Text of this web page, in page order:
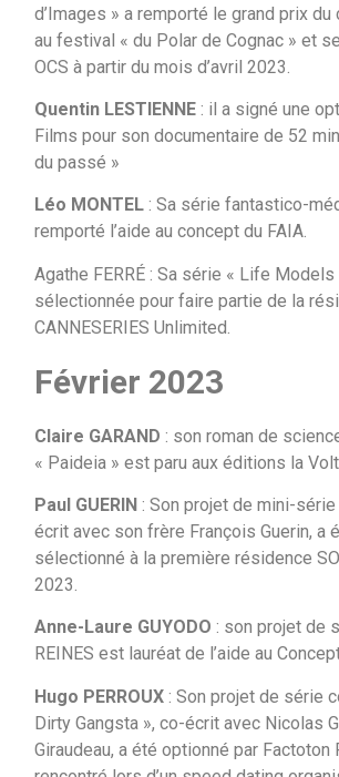
d’Images » a remporté le grand prix
au festival « du Polar de Cognac » et
OCS à partir du mois d’avril 2023.
Quentin LESTIENNE : il a signé une
Films pour son documentaire de 52
du passé »
Léo MONTEL : Sa série fantastico-
remporté l’aide au concept du FAIA.
Agathe FERRÉ : Sa série « Life
sélectionnée pour faire partie de la
CANNESERIES Unlimited.
Février 2023
Claire GARAND : son roman de
« Paideia » est paru aux éditions la
Paul GUERIN : Son projet de mini-série
écrit avec son frère François Guerin, a
sélectionné à la première résidence
2023.
Anne-Laure GUYODO : son projet de
REINES est lauréat de l’aide au
Hugo PERROUX: Son projet de série
Dirty Gangsta », co-écrit avec Nicolas
Giraudeau, a été optionné par Factoton